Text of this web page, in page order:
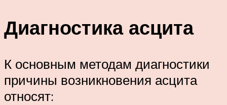
Диагностика асцита
К основным методам диагностики
причины возникновения асцита
относят: